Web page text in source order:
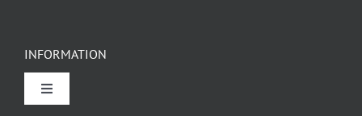
INFORMATION
Toggle